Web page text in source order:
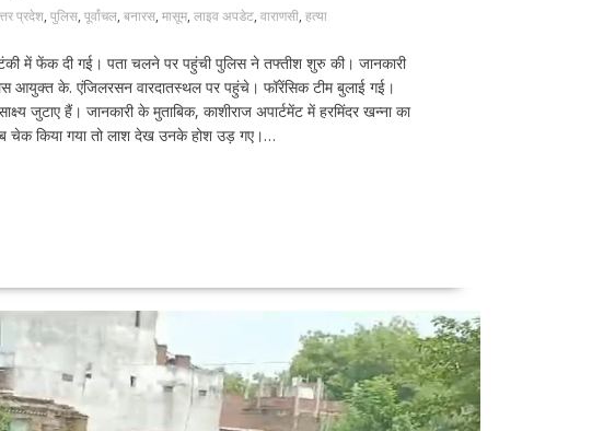
प्रदेश, पुलिस, पूर्वांचल, बनारस, मासूम, लाइव अपडेट, वाराणसी, हत्या
में फेंक दी गई। पता चलने पर पहुंची पुलिस ने तफ्तीश शुरु की। जानकारी
आयुक्त के. एंजिलरसन वारदातस्थल पर पहुंचे। फॉरेंसिक टीम बुलाई गई।
जुटाए हैं। जानकारी के मुताबिक, काशीराज अपार्टमेंट में हरमिंदर खन्ना का
चेक किया गया तो लाश देख उनके होश उड़ गए।…